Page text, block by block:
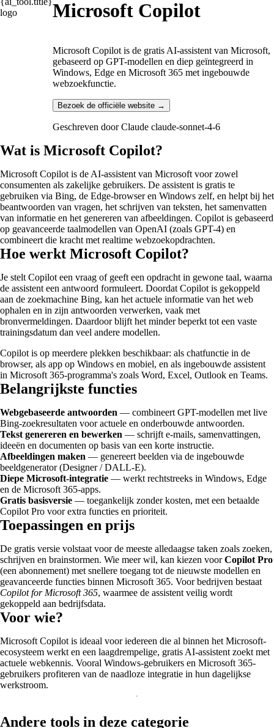
Microsoft Copilot
Microsoft Copilot is de gratis AI-assistent van Microsoft,
gebaseerd op GPT-modellen en diep geïntegreerd in
Windows, Edge en Microsoft 365 met ingebouwde
webzoekfunctie.
Bezoek de officiële website →
Geschreven doorClaude claude-sonnet-4-6
Wat is Microsoft Copilot?
Microsoft Copilot is de AI-assistent van Microsoft voor zowel
consumenten als zakelijke gebruikers. De assistent is gratis te
gebruiken via Bing, de Edge-browser en Windows zelf, en helpt bij het
beantwoorden van vragen, het schrijven van teksten, het samenvatten
van informatie en het genereren van afbeeldingen. Copilot is gebaseerd
op geavanceerde taalmodellen van OpenAI (zoals GPT-4) en
combineert die kracht met realtime webzoekopdrachten.
Hoe werkt Microsoft Copilot?
Je stelt Copilot een vraag of geeft een opdracht in gewone taal, waarna
de assistent een antwoord formuleert. Doordat Copilot is gekoppeld
aan de zoekmachine Bing, kan het actuele informatie van het web
ophalen en in zijn antwoorden verwerken, vaak met
bronvermeldingen. Daardoor blijft het minder beperkt tot een vaste
trainingsdatum dan veel andere modellen.
Copilot is op meerdere plekken beschikbaar: als chatfunctie in de
browser, als app op Windows en mobiel, en als ingebouwde assistent
in Microsoft 365-programma's zoals Word, Excel, Outlook en Teams.
Belangrijkste functies
Webgebaseerde antwoorden — combineert GPT-modellen met live
Bing-zoekresultaten voor actuele en onderbouwde antwoorden.
Tekst genereren en bewerken — schrijft e-mails, samenvattingen,
ideeën en documenten op basis van een korte instructie.
Afbeeldingen maken — genereert beelden via de ingebouwde
beeldgenerator (Designer / DALL-E).
Diepe Microsoft-integratie — werkt rechtstreeks in Windows, Edge
en de Microsoft 365-apps.
Gratis basisversie — toegankelijk zonder kosten, met een betaalde
Copilot Pro voor extra functies en prioriteit.
Toepassingen en prijs
De gratis versie volstaat voor de meeste alledaagse taken zoals zoeken,
schrijven en brainstormen. Wie meer wil, kan kiezen voorCopilot Pro
(een abonnement) met snellere toegang tot de nieuwste modellen en
geavanceerde functies binnen Microsoft 365. Voor bedrijven bestaat
Copilot for Microsoft 365, waarmee de assistent veilig wordt
gekoppeld aan bedrijfsdata.
Voor wie?
Microsoft Copilot is ideaal voor iedereen die al binnen het Microsoft-
ecosysteem werkt en een laagdrempelige, gratis AI-assistent zoekt met
actuele webkennis. Vooral Windows-gebruikers en Microsoft 365-
gebruikers profiteren van de naadloze integratie in hun dagelijkse
werkstroom.
Andere tools in deze categorie